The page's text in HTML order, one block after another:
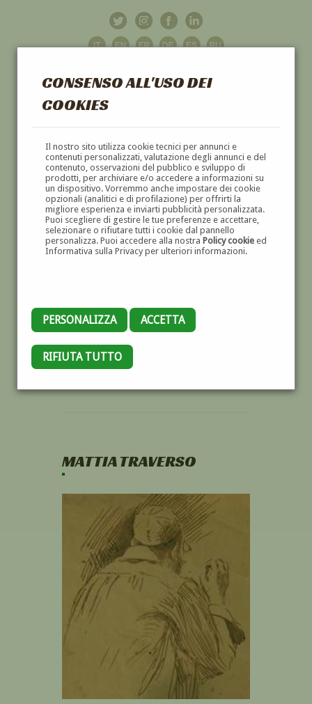
CONSENSO ALL'USO DEI
COOKIES
Il nostro sito utilizza cookie tecnici per annunci e
contenuti personalizzati, valutazione degli annunci e del
contenuto, osservazioni del pubblico e sviluppo di
prodotti, per archiviare e/o accedere a informazioni su
un dispositivo. Vorremmo anche impostare dei cookie
opzionali (analitici e di profilazione) per offrirti la
migliore esperienza e inviarti pubblicità personalizzata.
Puoi scegliere di gestire le tue preferenze e accettare,
selezionare o rifiutare tutti i cookie dal pannello
personalizza. Puoi accedere alla nostra Policy cookieed
Informativa sulla Privacy per ulteriori informazioni.
PERSONALIZZA ACCETTA
RIFIUTA TUTTO
GALLERIAD'ARTE
DIPINTI E SCULTURE '800 E '900
MATTIA TRAVERSO